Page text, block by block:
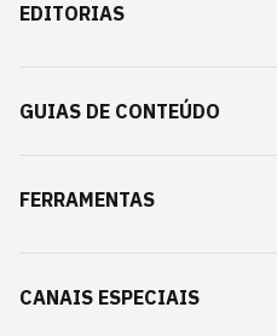
EDITORIAS
GUIAS DE CONTEÚDO
FERRAMENTAS
CANAIS ESPECIAIS